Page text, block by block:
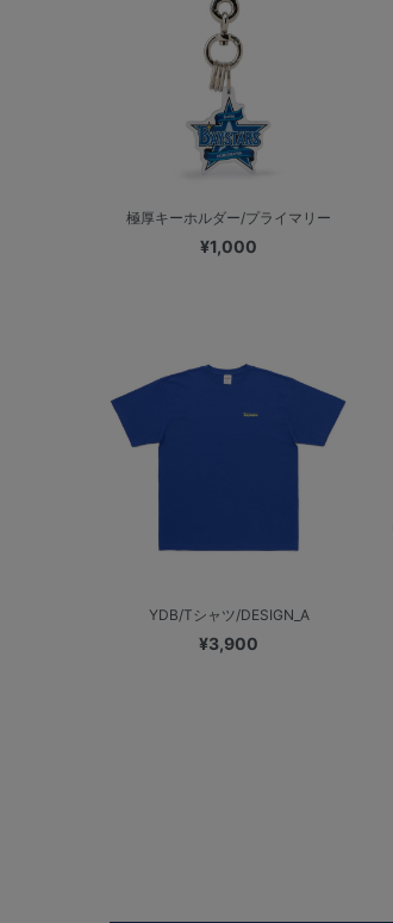
極厚キーホルダー/プライマリー
¥1,000
YDB/Tシャツ/DESIGN_A
¥3,900